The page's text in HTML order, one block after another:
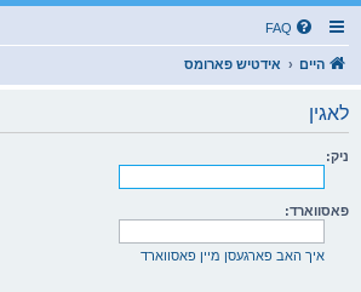
FAQ
היים אידטיש פארומס
לאגין
ניק:
פאסווארד:
איך האב פארגעסן מיין פאסווארד